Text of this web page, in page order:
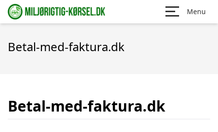
Menu
Betal-med-faktura.dk
Betal-med-faktura.dk